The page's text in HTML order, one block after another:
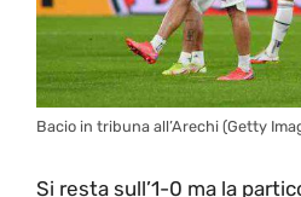
Bacio in tribuna all’Arechi (Getty
Si resta sull’1-0 ma la